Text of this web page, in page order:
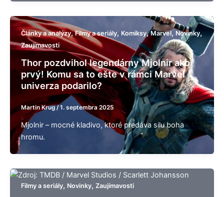
Články a analýzy,Filmy a seriály, Komiksy,Marvel, Novinky,
Zaujímavosti
Thor pozdvihol legendárny Mjolnir ako
prvý! Komu sa to ešte v rámci Marvel
univerza podarilo?
Martin Krug/1. septembra 2025
Mjolnir – mocné kladivo, ktoré predáva silu boha
hromu.
Filmy a seriály, Novinky, Zaujímavosti